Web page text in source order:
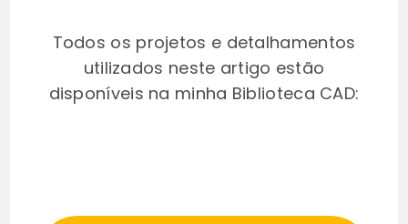
Todos os projetos e detalhamentos
utilizados neste artigo estão
disponíveis na minha Biblioteca CAD: